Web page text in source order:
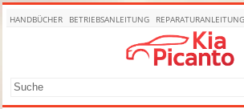
HANDBÜCHER BETRIEBSANLEITUNG REPARATURANLEITUNG